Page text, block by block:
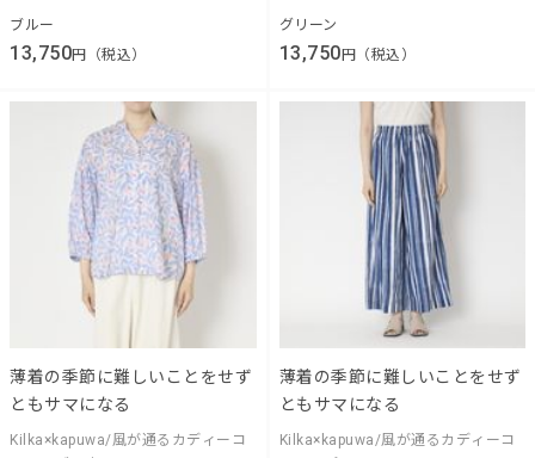
ブルー
13,750円（税込）
グリーン
13,750 円（税込）
薄着の季節に難しいことをせず
ともサマになる
Kilka×kapuwa/風が通るカディーコ
薄着の季節に難しいことをせず
ともサマになる
Kilka×kapuwa/風が通るカディーコ